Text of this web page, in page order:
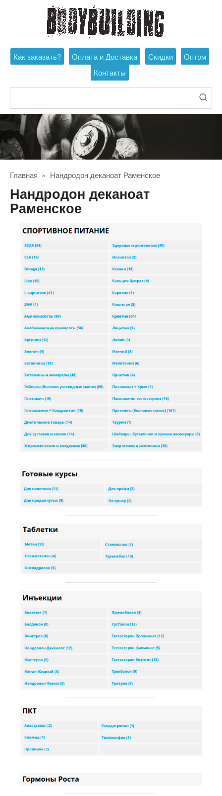
Как заказать? Оплата и Доставка Скидки
Оптом
Контакты
Главная » Нандродон деканоат Раменское
Нандродон деканоат
Раменское